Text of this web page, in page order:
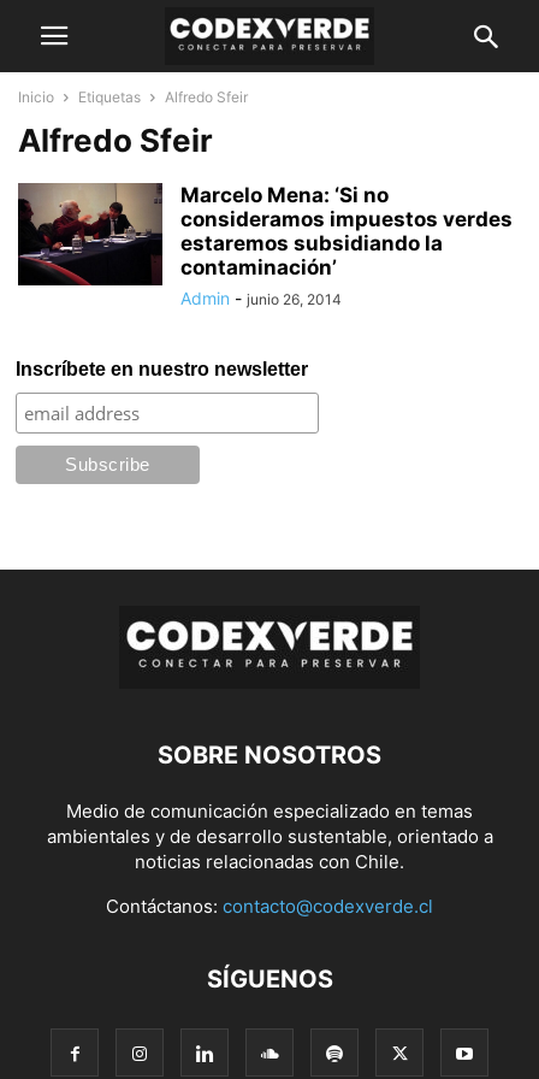
Inicio Etiquetas Alfredo Sfeir
Alfredo Sfeir
Marcelo Mena: ‘Si no
consideramos impuestos verdes
estaremos subsidiando la
contaminación’
Admin - junio 26, 2014
Inscríbete en nuestro newsletter
SOBRE NOSOTROS
Medio de comunicación especializado en temas
ambientales y de desarrollo sustentable, orientado a
noticias relacionadas con Chile.
Contáctanos: contacto@codexverde.cl
SÍGUENOS